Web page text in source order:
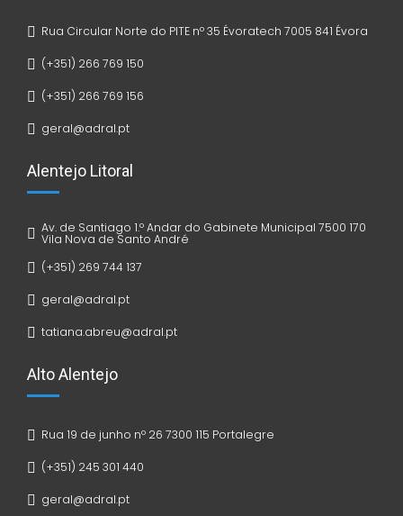
Rua Circular Norte do PITE nº 35 Évoratech 7005 841 Évora
(+351) 266 769 150
(+351) 266 769 156
geral@adral.pt
Alentejo Litoral
Av. de Santiago 1.º Andar do Gabinete Municipal 7500 170
Vila Nova de Santo André
(+351) 269 744 137
geral@adral.pt
tatiana.abreu@adral.pt
Alto Alentejo
Rua 19 de junho nº 26 7300 115 Portalegre
(+351) 245 301 440
geral@adral.pt